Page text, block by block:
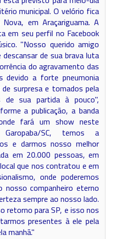
municipal. O velório fica
em Araçariguama. A
em seu perfil no Facebook
"Nosso querido amigo
de sua brava luta
do agravamento das
devido a forte pneumonia
surpresa e tomados pela
de sua partida à pouco",
a publicação, a banda
fará um show neste
SC, temos a
e darmos nosso melhor
em 20.000 pessoas, em
que nos contratou e em
onde poderemos
nosso companheiro eterno
sempre ao nosso lado.
retorno para SP, e isso nos
presentes à ele pela
manhã."